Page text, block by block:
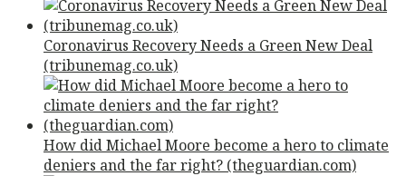
Coronavirus Recovery Needs a Green New Deal
(tribunemag.co.uk)
How did Michael Moore become a hero to climate
deniers and the far right? (theguardian.com)